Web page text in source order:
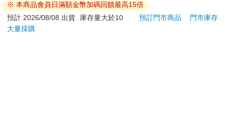
加入金石堂 LINE 官方帳號『完成綁定』，隨時掌握出貨動
態：